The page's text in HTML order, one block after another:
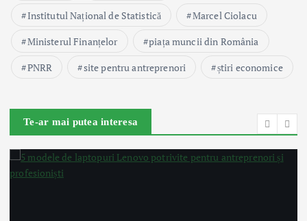
Institutul Național de Statistică
Marcel Ciolacu
Ministerul Finanțelor
piața muncii din România
PNRR
site pentru antreprenori știri economice
Te-ar mai putea interesa